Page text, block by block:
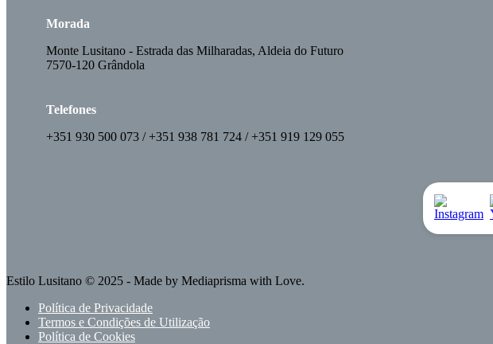
Morada
Monte Lusitano - Estrada das Milharadas, Aldeia do Futuro
7570-120 Grândola
Telefones
+351 930 500 073 / +351 938 781 724 / +351 919 129 055
Estilo Lusitano © 2025 - Made by Mediaprisma with Love.
Política de Privacidade
Termos e Condições de Utilização
Política de Cookies